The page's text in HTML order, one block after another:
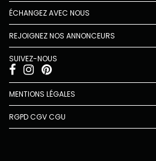
ÉCHANGEZ AVEC NOUS
REJOIGNEZ NOS ANNONCEURS
SUIVEZ-NOUS
MENTIONS LÉGALES
RGPDCGVCGU